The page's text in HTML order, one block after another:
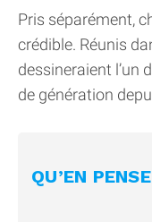
Pris séparément,
crédible. Réunis
dessineraient l’un
de génération
QU’EN